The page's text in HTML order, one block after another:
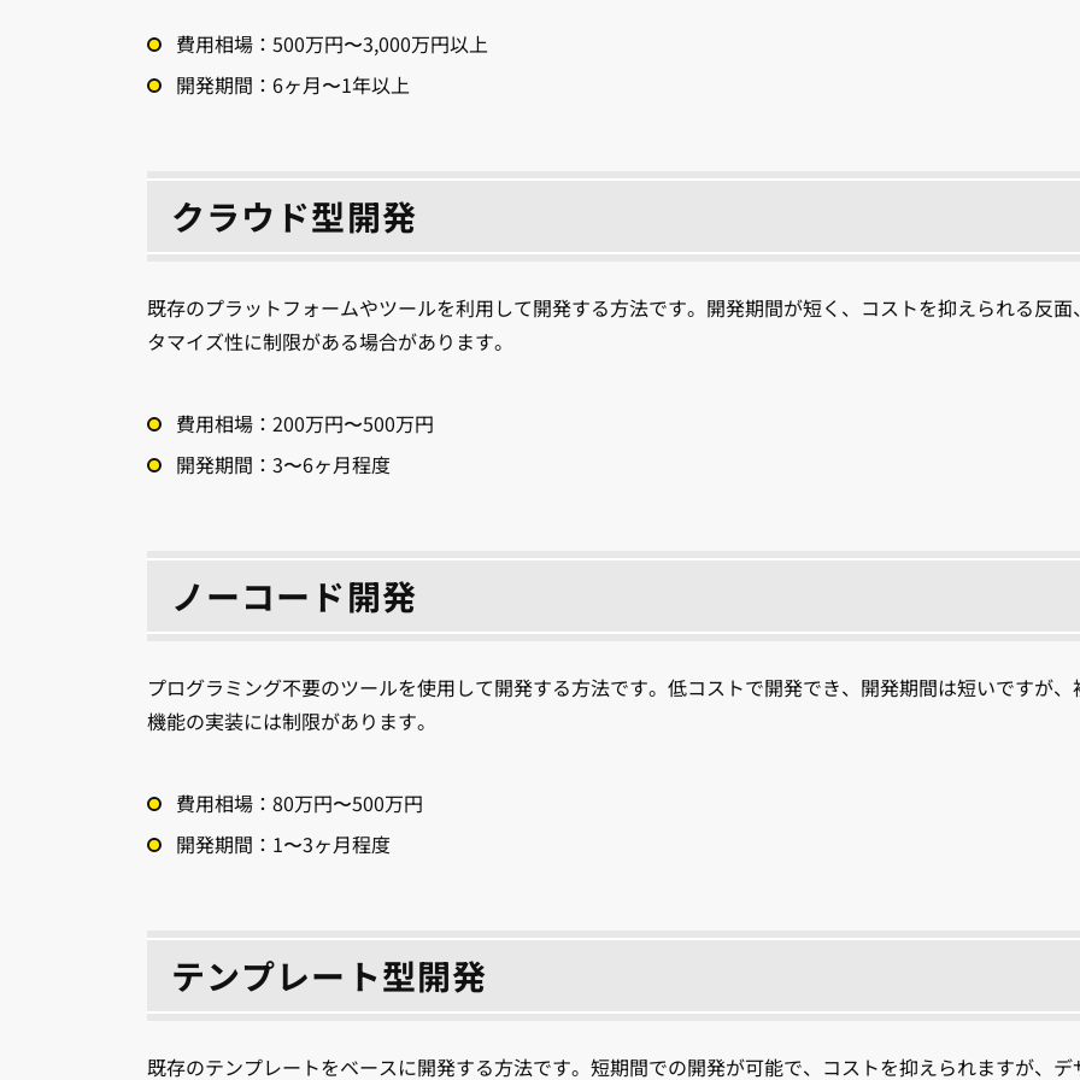
費用相場：500万円〜3,000万円以上
開発期間：6ヶ月〜1年以上
クラウド型開発
既存のプラットフォームやツールを利用して開発する方法です。開発期間が短く、コストを抑えられる反面
タマイズ性に制限がある場合があります。
費用相場：200万円〜500万円
開発期間：3〜6ヶ月程度
ノーコード開発
プログラミング不要のツールを使用して開発する方法です。低コストで開発でき、開発期間は短いですが、
機能の実装には制限があります。
費用相場：80万円〜500万円
開発期間：1〜3ヶ月程度
テンプレート型開発
既存のテンプレートをベースに開発する方法です。短期間での開発が可能で、コストを抑えられますが、デ